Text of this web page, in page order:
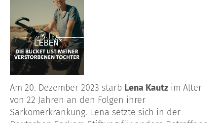
Am 20. Dezember 2023 starb Lena Kautz im Alter
von 22 Jahren an den Folgen ihrer
Sarkomerkrankung. Lena setzte sich in der